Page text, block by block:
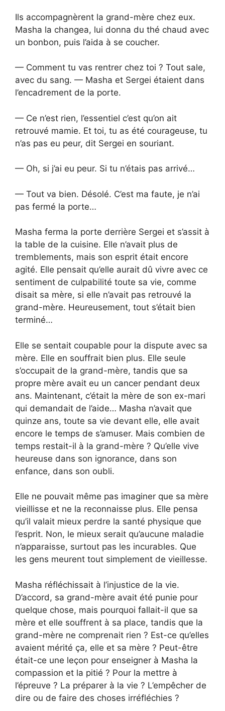
Ils accompagnèrent la grand-mère chez eux.
Masha la changea, lui donna du thé chaud avec
un bonbon, puis l’aida à se coucher.
— Comment tu vas rentrer chez toi ? Tout sale,
avec du sang. — Masha et Sergei étaient dans
l’encadrement de la porte.
— Ce n’est rien, l’essentiel c’est qu’on ait
retrouvé mamie. Et toi, tu as été courageuse, tu
n’as pas eu peur, dit Sergei en souriant.
— Oh, si j’ai eu peur. Si tu n’étais pas arrivé…
— Tout va bien. Désolé. C’est ma faute, je n’ai
pas fermé la porte…
Masha ferma la porte derrière Sergei et s’assit à
la table de la cuisine. Elle n’avait plus de
tremblements, mais son esprit était encore
agité. Elle pensait qu’elle aurait dû vivre avec ce
sentiment de culpabilité toute sa vie, comme
disait sa mère, si elle n’avait pas retrouvé la
grand-mère. Heureusement, tout s’était bien
terminé…
Elle se sentait coupable pour la dispute avec sa
mère. Elle en souffrait bien plus. Elle seule
s’occupait de la grand-mère, tandis que sa
propre mère avait eu un cancer pendant deux
ans. Maintenant, c’était la mère de son ex-mari
qui demandait de l’aide… Masha n’avait que
quinze ans, toute sa vie devant elle, elle avait
encore le temps de s’amuser. Mais combien de
temps restait-il à la grand-mère ? Qu’elle vive
heureuse dans son ignorance, dans son
enfance, dans son oubli.
Elle ne pouvait même pas imaginer que sa mère
vieillisse et ne la reconnaisse plus. Elle pensa
qu’il valait mieux perdre la santé physique que
l’esprit. Non, le mieux serait qu’aucune maladie
n’apparaisse, surtout pas les incurables. Que
les gens meurent tout simplement de vieillesse.
Masha réfléchissait à l’injustice de la vie.
D’accord, sa grand-mère avait été punie pour
quelque chose, mais pourquoi fallait-il que sa
mère et elle souffrent à sa place, tandis que la
grand-mère ne comprenait rien ? Est-ce qu’elles
avaient mérité ça, elle et sa mère ? Peut-être
était-ce une leçon pour enseigner à Masha la
compassion et la pitié ? Pour la mettre à
l’épreuve ? La préparer à la vie ? L’empêcher de
dire ou de faire des choses irréfléchies ?